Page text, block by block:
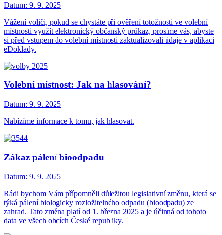
Datum: 9. 9. 2025
Vážení voliči, pokud se chystáte při ověření totožnosti ve volební
místnosti využít elektronický občanský průkaz, prosíme vás, abyste
si před vstupem do volební místnosti zaktualizovali údaje v aplikaci
eDoklady.
Volební místnost: Jak na hlasování?
Datum: 9. 9. 2025
Nabízíme informace k tomu, jak hlasovat.
Zákaz pálení bioodpadu
Datum: 9. 9. 2025
Rádi bychom Vám přípomněli důležitou legislativní změnu, která se
týká pálení biologicky rozložitelného odpadu (bioodpadu) ze
zahrad. Tato změna platí od 1. března 2025 a je účinná od tohoto
data ve všech obcích České republiky.